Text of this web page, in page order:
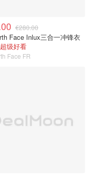
€280.00
Face Inlux三合一冲锋衣
级好看
Face FR